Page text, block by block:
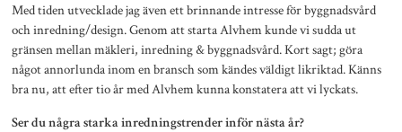
Med tiden utvecklade jag även ett brinnande intresse för byggnadsvård
och inredning/design. Genom att starta Alvhem kunde vi sudda ut
gränsen mellan mäkleri, inredning & byggnadsvård. Kort sagt; göra
något annorlunda inom en bransch som kändes väldigt likriktad. Känns
bra nu, att efter tio år med Alvhem kunna konstatera att vi lyckats.
Ser du några starka inredningstrender inför nästa år?